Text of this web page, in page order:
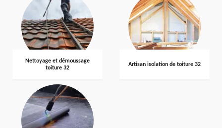
Nettoyage et démoussage
toiture 32
Artisan isolation de toiture 32